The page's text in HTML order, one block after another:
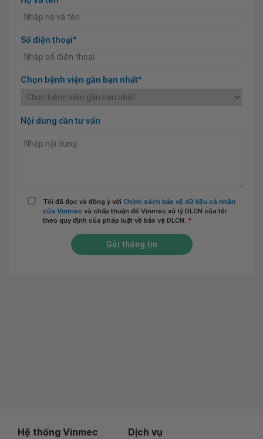
Số điện thoại*
Chọn bệnh viện gần bạn nhất*
Nội dung cần tư vấn
Tôi đã đọc và đồng ý với Chính sách bảo vệ dữ liệu cá nhân
của Vinmec và chấp thuận để Vinmec xử lý DLCN của tôi
theo quy định của pháp luật về bảo vệ DLCN. *
Gửi thông tin
Hệ thống Vinmec Dịch vụ